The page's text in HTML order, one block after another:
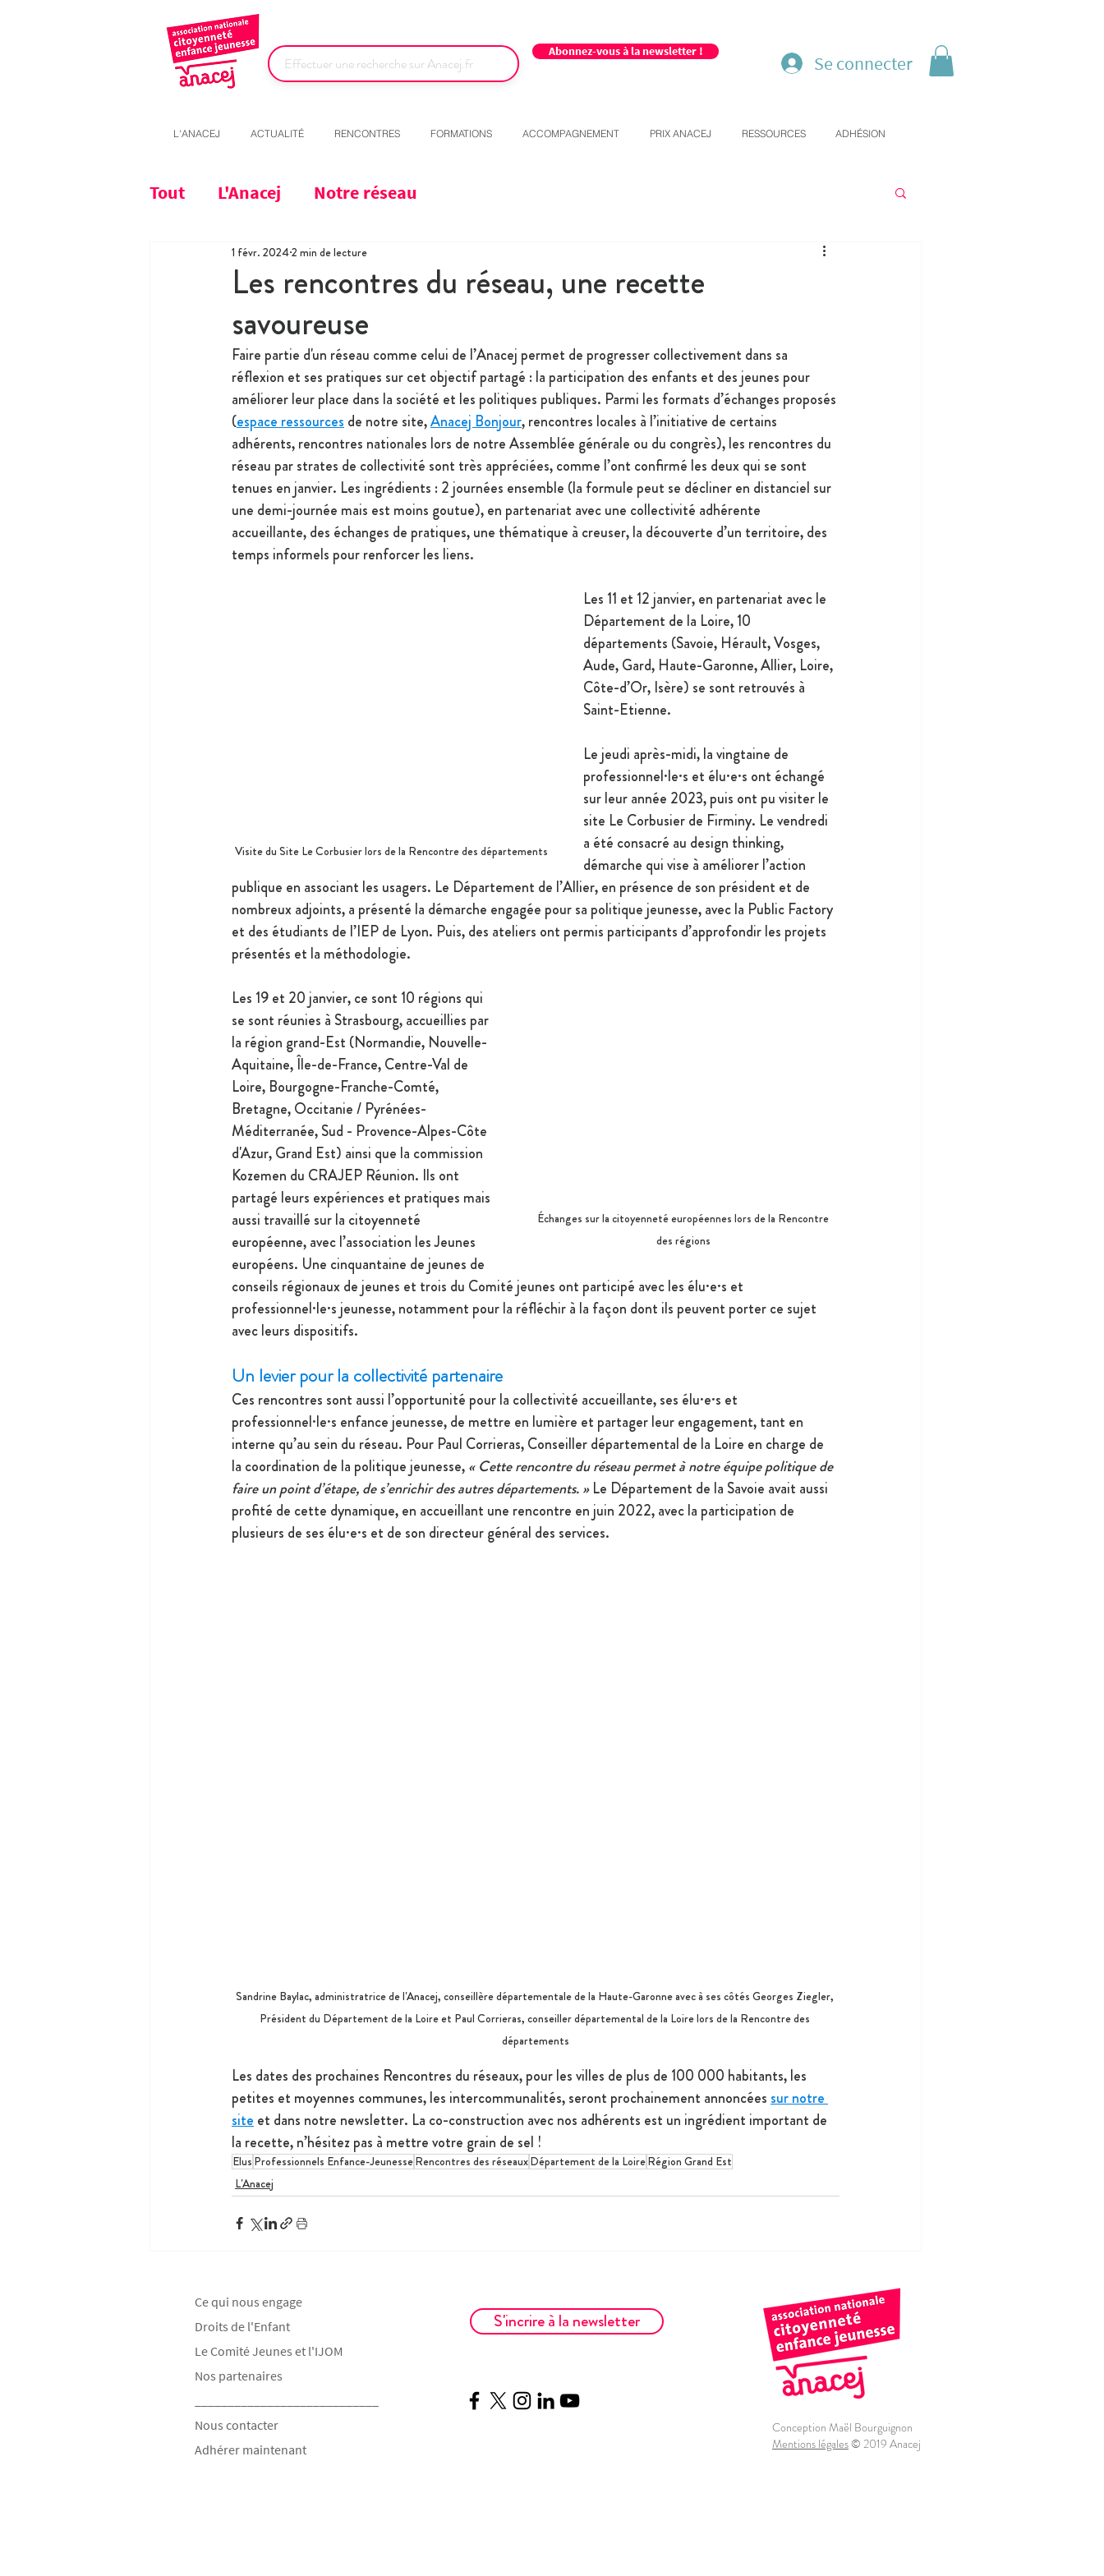
Abonnez-vous à la newsletter !
Se connecter
L'ANACEJ ACTUALITÉ RENCONTRES FORMATIONS ACCOMPAGNEMENT PRIX ANACEJ RESSOURCES ADHÉSION
Tout L'Anacej Notre réseau
Les rencontres du réseau, une recette
savoureuse
1 févr. 20242 min de lecture
Faire partie d'un réseau comme celui de l’Anacej permet de progresser collectivement dans sa
réflexion et ses pratiques sur cet objectif partagé : la participation des enfants et des jeunes pour
améliorer leur place dans la société et les politiques publiques. Parmi les formats d’échanges proposés
(espace ressourcesde notre site, Anacej Bonjour, rencontres locales à l’initiative de certains
adhérents, rencontres nationales lors de notre Assemblée générale ou du congrès), les rencontres du
réseau par strates de collectivité sont très appréciées, comme l’ont confirmé les deux qui se sont
tenues en janvier. Les ingrédients : 2 journées ensemble (la formule peut se décliner en distanciel sur
une demi-journée mais est moins goutue), en partenariat avec une collectivité adhérente
accueillante, des échanges de pratiques, une thématique à creuser, la découverte d’un territoire, des
temps informels pour renforcer les liens.
Visite du Site Le Corbusier lors de la Rencontre des départements
Les 11 et 12 janvier, en partenariat avec le
Département de la Loire, 10
départements (Savoie, Hérault, Vosges,
Aude, Gard, Haute-Garonne, Allier, Loire,
Côte-d’Or, Isère) se sont retrouvés à
Saint-Etienne.
Le jeudi après-midi, la vingtaine de
professionnel·le·s et élu·e·s ont échangé
sur leur année 2023, puis ont pu visiter le
site Le Corbusier de Firminy. Le vendredi
a été consacré au design thinking,
démarche qui vise à améliorer l’action
publique en associant les usagers. Le Département de l’Allier, en présence de son président et de
nombreux adjoints, a présenté la démarche engagée pour sa politique jeunesse, avec la Public Factory
et des étudiants de l’IEP de Lyon. Puis, des ateliers ont permis participants d’approfondir les projets
présentés et la méthodologie.
Échanges sur la citoyenneté européennes lors de la Rencontre
des régions
Les 19 et 20 janvier, ce sont 10 régions qui
se sont réunies à Strasbourg, accueillies par
la région grand-Est (Normandie, Nouvelle-
Aquitaine, Île-de-France, Centre-Val de
Loire, Bourgogne-Franche-Comté,
Bretagne, Occitanie / Pyrénées-
Méditerranée, Sud - Provence-Alpes-Côte
d'Azur, Grand Est) ainsi que la commission
Kozemen du CRAJEP Réunion. Ils ont
partagé leurs expériences et pratiques mais
aussi travaillé sur la citoyenneté
européenne, avec l’association les Jeunes
européens. Une cinquantaine de jeunes de
conseils régionaux de jeunes et trois du Comité jeunes ont participé avec les élu·e·s et
professionnel·le·s jeunesse, notamment pour la réfléchir à la façon dont ils peuvent porter ce sujet
avec leurs dispositifs.
Un levier pour la collectivité partenaire
Ces rencontres sont aussi l’opportunité pour la collectivité accueillante, ses élu·e·s et
professionnel·le·s enfance jeunesse, de mettre en lumière et partager leur engagement, tant en
interne qu’au sein du réseau. Pour Paul Corrieras, Conseiller départemental de la Loire en charge de
la coordination de la politique jeunesse, « Cette rencontre du réseau permet à notre équipe politique de
faire un point d’étape, de s’enrichir des autres départements. » Le Département de la Savoie avait aussi
profité de cette dynamique, en accueillant une rencontre en juin 2022, avec la participation de
plusieurs de ses élu·e·s et de son directeur général des services.
Sandrine Baylac, administratrice de l'Anacej, conseillère départementale de la Haute-Garonne avec à ses côtés Georges Ziegler,
Président du Département de la Loire et Paul Corrieras, conseiller départemental de la Loire lors de la Rencontre des
départements
Les dates des prochaines Rencontres du réseaux, pour les villes de plus de 100 000 habitants, les
petites et moyennes communes, les intercommunalités, seront prochainement annoncées sur notre
site et dans notre newsletter. La co-construction avec nos adhérents est un ingrédient important de
la recette, n’hésitez pas à mettre votre grain de sel !
Elus Professionnels Enfance-JeunesseRencontres des réseauxDépartement de la LoireRégion Grand Est
L'Anacej
Ce qui nous engage
Droits de l'Enfant
Le Comité Jeunes et l'IJOM
Nos partenaires
Nous contacter
Adhérer maintenant
S'incrire à la newsletter
Conception Maël Bourguignon
Mentions légales© 2019 Anacej